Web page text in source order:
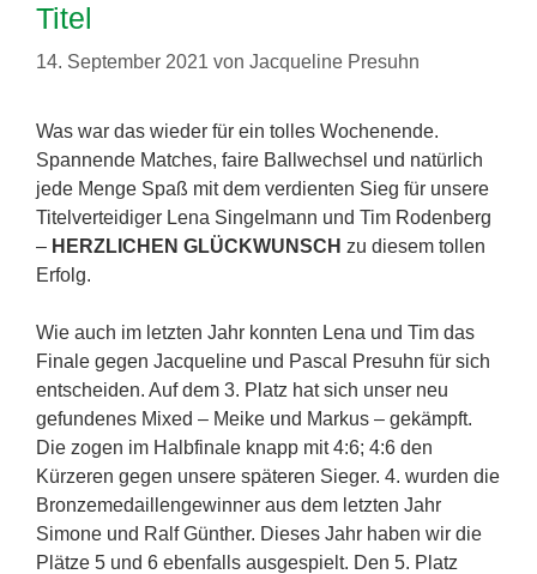
Titel
14. September 2021 von Jacqueline Presuhn
Was war das wieder für ein tolles Wochenende.
Spannende Matches, faire Ballwechsel und natürlich
jede Menge Spaß mit dem verdienten Sieg für unsere
Titelverteidiger Lena Singelmann und Tim Rodenberg
– HERZLICHEN GLÜCKWUNSCH zu diesem tollen
Erfolg.
Wie auch im letzten Jahr konnten Lena und Tim das
Finale gegen Jacqueline und Pascal Presuhn für sich
entscheiden. Auf dem 3. Platz hat sich unser neu
gefundenes Mixed – Meike und Markus – gekämpft.
Die zogen im Halbfinale knapp mit 4:6; 4:6 den
Kürzeren gegen unsere späteren Sieger. 4. wurden die
Bronzemedaillengewinner aus dem letzten Jahr
Simone und Ralf Günther. Dieses Jahr haben wir die
Plätze 5 und 6 ebenfalls ausgespielt. Den 5. Platz